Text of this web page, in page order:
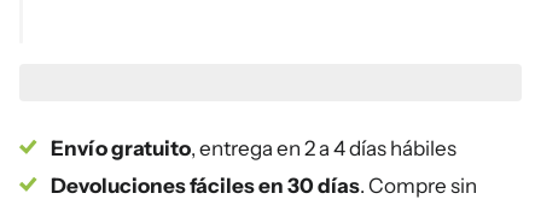
Envío gratuito, entrega en 2 a 4 días hábiles
Devoluciones fáciles en 30 días. Compre sin